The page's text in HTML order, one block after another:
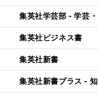
集英社学芸部 - 学芸
集英社ビジネス書
集英社新書
集英社新書プラス -